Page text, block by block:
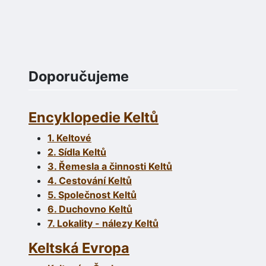
Doporučujeme
Encyklopedie Keltů
1. Keltové
2. Sídla Keltů
3. Řemesla a činnosti Keltů
4. Cestování Keltů
5. Společnost Keltů
6. Duchovno Keltů
7. Lokality - nálezy Keltů
Keltská Evropa